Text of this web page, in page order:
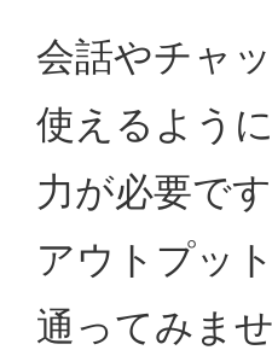
会話やチャ
使えるよう
力が必要です
アウトプッ
通ってみま